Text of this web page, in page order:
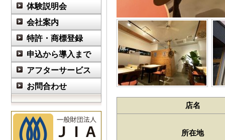
体験説明会
会社案内
特許・商標登録
申込から導入まで
アフターサービス
お問合わせ
店名
所在地